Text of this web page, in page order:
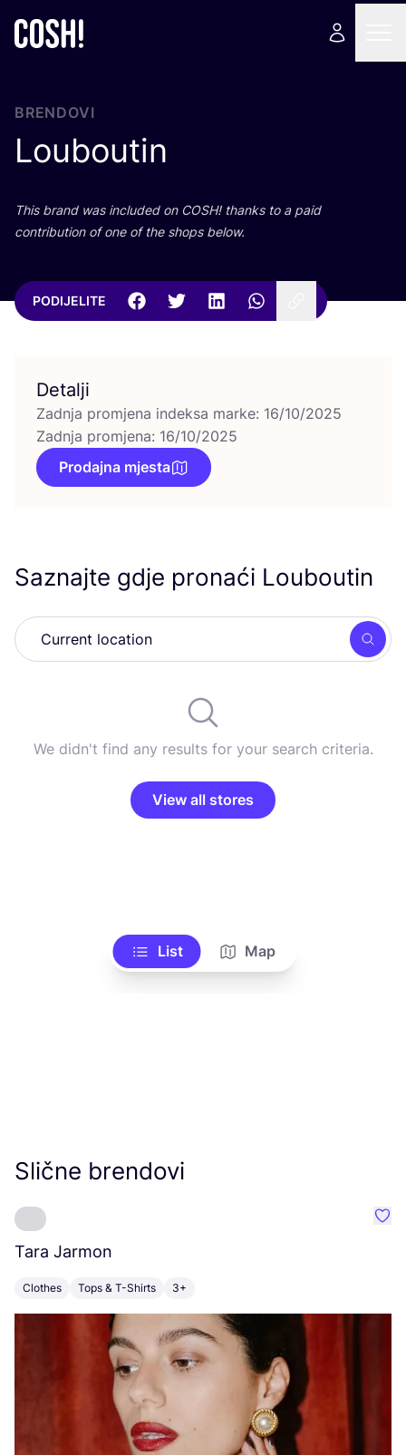
BRENDOVI
Louboutin
This brand was inclu­ded on COSH! than­ks to a paid
con­tri­bu­ti­on of one of the shops below.
PODIJELITE
Detalji
Zadnja promjena indeksa marke: 16/10/2025
Zadnja promjena: 16/10/2025
Prodajna mjesta
Saznajte gdje pronaći Louboutin
We didn't find any results for your search criteria.
View all stores
List Map
Slične brendovi
Tara Jarmon
Clothes Tops & T-Shirts 3+